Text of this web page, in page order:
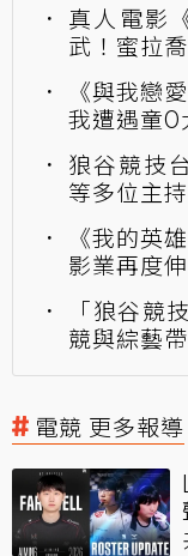
真人電影
武！蜜拉
《與我戀
我遭遇童O
狼谷競技
等多位主
《我的英
影業再度
「狼谷競
競與綜藝
電競 更多報導